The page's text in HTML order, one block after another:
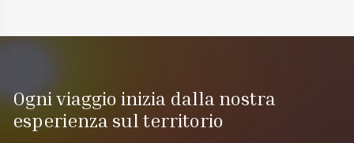
Ogni viaggio inizia dalla nostra
esperienza sul territorio